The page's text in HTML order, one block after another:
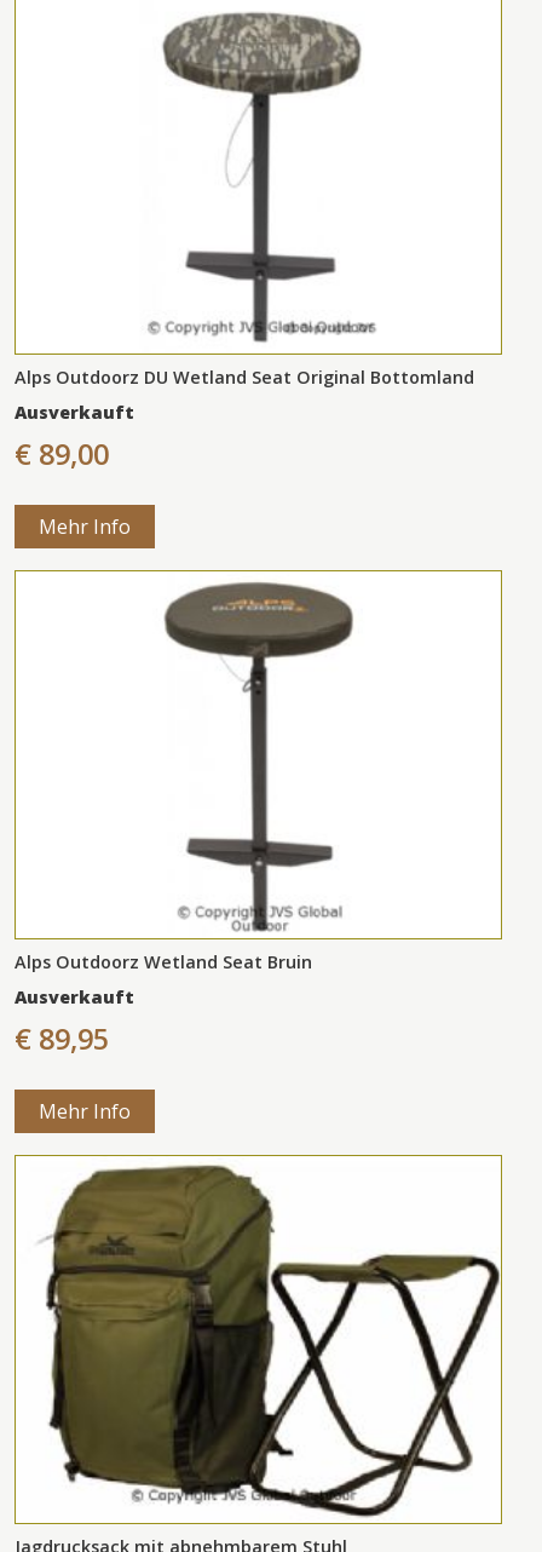
Alps Outdoorz DU Wetland Seat Original Bottomland
Ausverkauft
€ 89,00
Mehr Info
Alps Outdoorz Wetland Seat Bruin
Ausverkauft
€ 89,95
Mehr Info
Jagdrucksack mit abnehmbarem Stuhl